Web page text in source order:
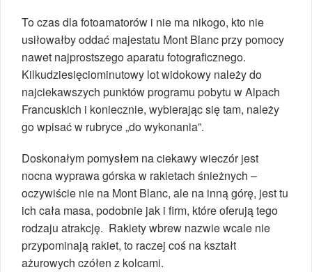
To czas dla fotoamatorów i nie ma nikogo, kto nie
usiłowałby oddać majestatu Mont Blanc przy pomocy
nawet najprostszego aparatu fotograficznego.
Kilkudziesięciominutowy lot widokowy należy do
najciekawszych punktów programu pobytu w Alpach
Francuskich i koniecznie, wybierając się tam, należy
go wpisać w rubryce „do wykonania”.
Doskonałym pomysłem na ciekawy wieczór jest
nocna wyprawa górska w rakietach śnieżnych –
oczywiście nie na Mont Blanc, ale na inną górę, jest tu
ich cała masa, podobnie jak i firm, które oferują tego
rodzaju atrakcję. Rakiety wbrew nazwie wcale nie
przypominają rakiet, to raczej coś na kształt
ażurowych czółen z kolcami.